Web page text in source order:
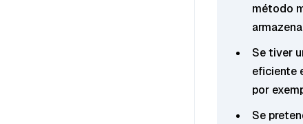
método
Se tiver
eficiente
por
Se